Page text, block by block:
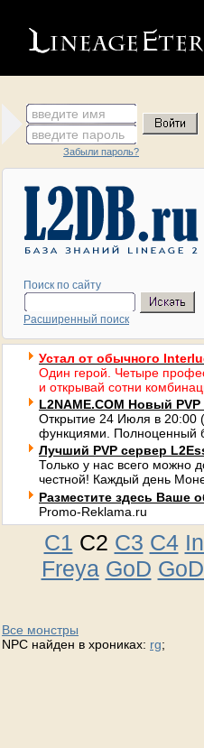
введите имя
введите пароль
Забыли пароль?
Поиск по сайту
Расширенный поиск
Устал от обычного
Один герой. Четыре
и открывай сотни
L2NAME.COM Новый
Открытие 24 Июля в 20:00
функциями. Полноценный
Лучший PVP сервер
Только у нас всего можно
честной! Каждый день
Разместите здесь Ваше
Promo-Reklama.ru
C1 C2 C3 C4
Freya GoD
Все монстры
NPC найден в хрониках: rg;